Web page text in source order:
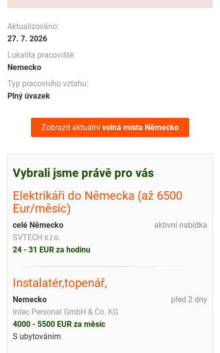
Aktualizováno:
27. 7. 2026
Lokalita pracoviště:
Nemecko
Typ pracovního vztahu:
Plný úvazek
Zobrazit aktuální volná místa Německo
Vybrali jsme právě pro vás
Elektrikáři do Německa (až 6500
Eur/měsíc)
aktivní nabídka
celé Německo
SVTECH s.r.o.
24 - 31 EUR za hodinu
Instalatér,topenář,
před 2 dny
Nemecko
Intec Personal GmbH & Co. KG
4000 - 5500 EUR za měsíc
S ubytováním